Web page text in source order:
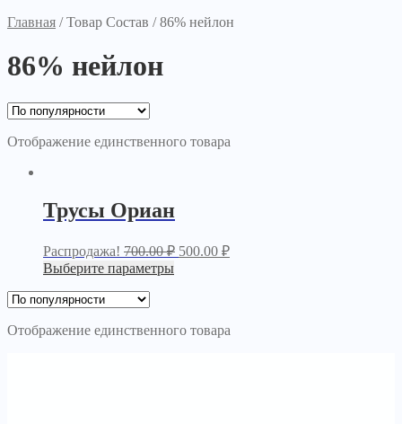
Главная /Товар Состав /86% нейлон
86% нейлон
Отображение единственного товара
Трусы Ориан
Распродажа! 700.00₽ 500.00 ₽
Выберите параметры
Отображение единственного товара